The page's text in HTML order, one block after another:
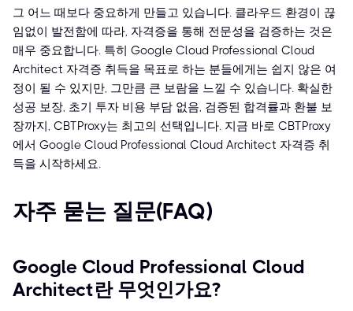
그 어느 때보다 중요하게 만들고 있습니다. 클라우드 환경이 끊
임없이 발전함에 따라, 자격증을 통해 전문성을 검증하는 것은
매우 중요합니다. 특히 Google Cloud Professional Cloud
Architect 자격증 취득을 목표로 하는 분들에게는 쉽지 않은 여
정이 될 수 있지만, 그만큼 큰 보람을 느낄 수 있습니다. 확실한
성공 보장, 초기 투자 비용 부담 없음, 검증된 합격률과 환불 보
장까지, CBTProxy는 최고의 선택입니다. 지금 바로 CBTProxy
에서 Google Cloud Professional Cloud Architect 자격증 취
득을 시작하세요.
자주 묻는 질문(FAQ)
Google Cloud Professional Cloud
Architect란 무엇인가요?